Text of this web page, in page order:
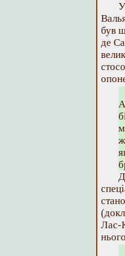
був
де
Лас-